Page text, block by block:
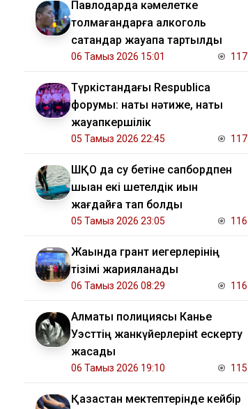
Павлодарда кәмелетке
толмағандарға алкоголь
сатқандар жауапқа тартылды
06 Тамыз 2026 15:01 117
Түркістандағы Respublica
форумы: нақты нәтиже, нақты
жауапкершілік
05 Тамыз 2026 22:45 117
ШҚО да су бетіне сапбордпен
шыққан екі шетелдік қиын
жағдайға тап болды
05 Тамыз 2026 23:05 116
Жақында грант иегерлерінің
тізімі жарияланады
06 Тамыз 2026 08:29 116
Алматы полициясы Канье
Уэсттің жанкүйерлерінt ескерту
жасады
06 Тамыз 2026 19:10 115
Қазақстан мектептерінде кейбір